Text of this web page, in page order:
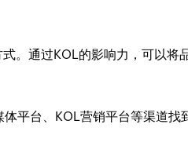
。通过KOL的影响力，可以将
平台、KOL营销平台等渠道找